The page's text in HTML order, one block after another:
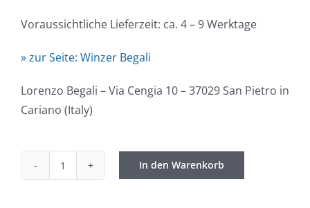
Voraussichtliche Lieferzeit: ca. 4 – 9 Werktage
» zur Seite: Winzer Begali
Lorenzo Begali – Via Cengia 10 – 37029 San Pietro in
Cariano (Italy)
Begali
In den Warenkorb